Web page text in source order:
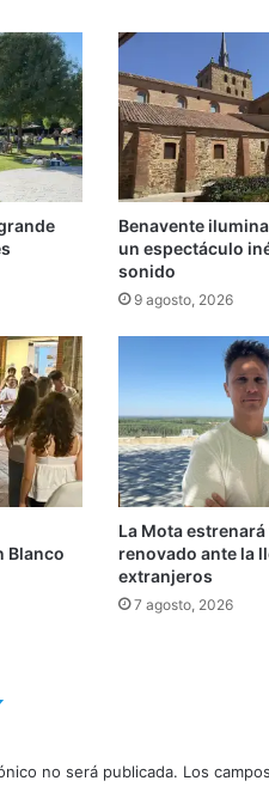
Benavente
un espectáculo
sonido
9 agosto, 2026
Blanco
La Mota
renovado ante la
extranjeros
7 agosto, 2026
no será publicada. Los